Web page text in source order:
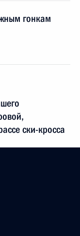
гонкам
ски-кросса